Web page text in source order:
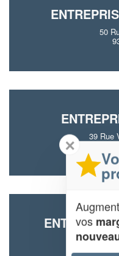
50
39 Rue
54
✕
vos